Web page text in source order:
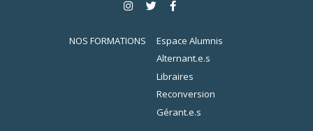
NOS FORMATIONS
Espace Alumnis
Alternant.e.s
Libraires
Reconversion
Gérant.e.s